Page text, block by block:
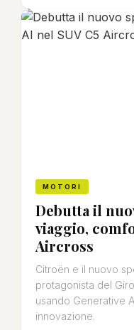
MOTORI
Debutta il
viaggio,
Aircross
Citroën e il nuovo
protagonista del
usando Generative
innovazione.